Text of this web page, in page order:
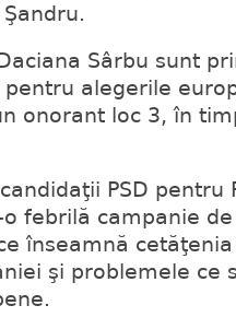
Sârbu sunt
pentru alegerile
onorant loc 3, în
PSD pentru
o febrilă campanie
înseamnă
şi problemele ce